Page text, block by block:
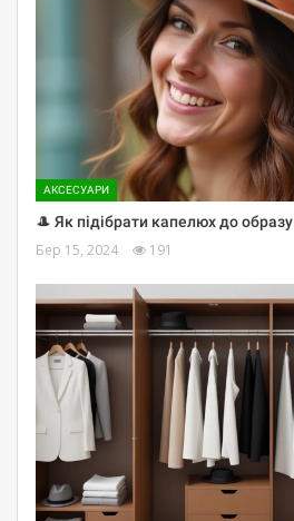
АКСЕСУАРИ
🎩 Як підібрати капелюх до образу
Бер 15, 2024 191